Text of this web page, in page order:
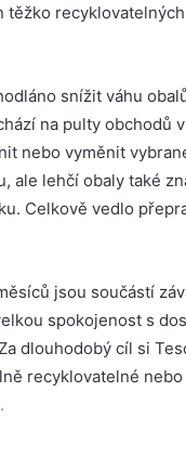
snížit váhu
na pulty obchodů
nebo vyměnit
ale lehčí obaly také
Celkově vedlo
jsou součástí
spokojenost s
dlouhodobý cíl si
recyklovatelné